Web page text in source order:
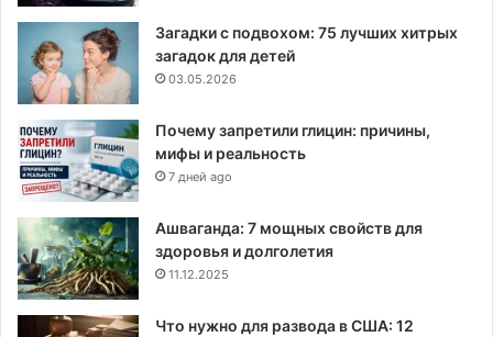
Загадки с подвохом: 75 лучших хитрых
загадок для детей
03.05.2026
Почему запретили глицин: причины,
мифы и реальность
7 дней ago
Ашваганда: 7 мощных свойств для
здоровья и долголетия
11.12.2025
Что нужно для развода в США: 12